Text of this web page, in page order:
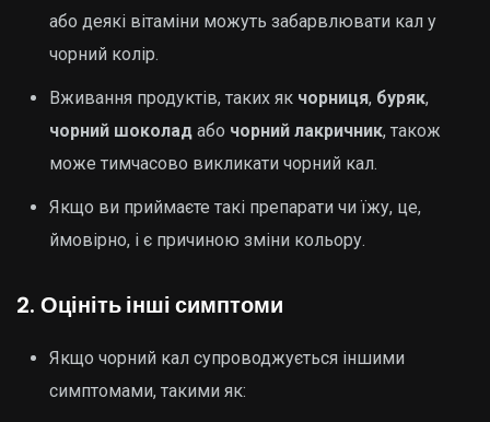
або деякі вітаміни можуть забарвлювати кал у
чорний колір.
Вживання продуктів, таких як чорниця, буряк,
чорний шоколад або чорний лакричник, також
може тимчасово викликати чорний кал.
Якщо ви приймаєте такі препарати чи їжу, це,
ймовірно, і є причиною зміни кольору.
2. Оцініть інші симптоми
Якщо чорний кал супроводжується іншими
симптомами, такими як: